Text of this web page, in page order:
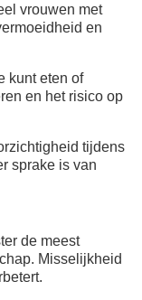
vrouwen met
en
kunt eten of
en het risico op
tijdens
sprake is van
de meest
Misselijkheid